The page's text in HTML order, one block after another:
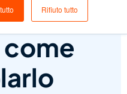
Rifiuto tutto
point:
come